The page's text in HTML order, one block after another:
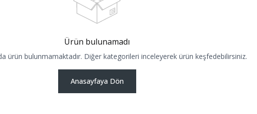
Ürün bulunamadı
ürün bulunmamaktadır. Diğer kategorileri inceleyerek ürün keşfedebilirsiniz.
Anasayfaya Dön